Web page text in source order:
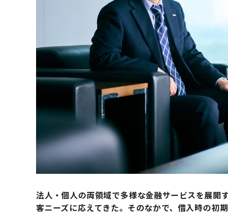
法人・個人の両領域で多様な金融サービスを展開
客ニーズに応えてきた。そのなかで、借入時の初